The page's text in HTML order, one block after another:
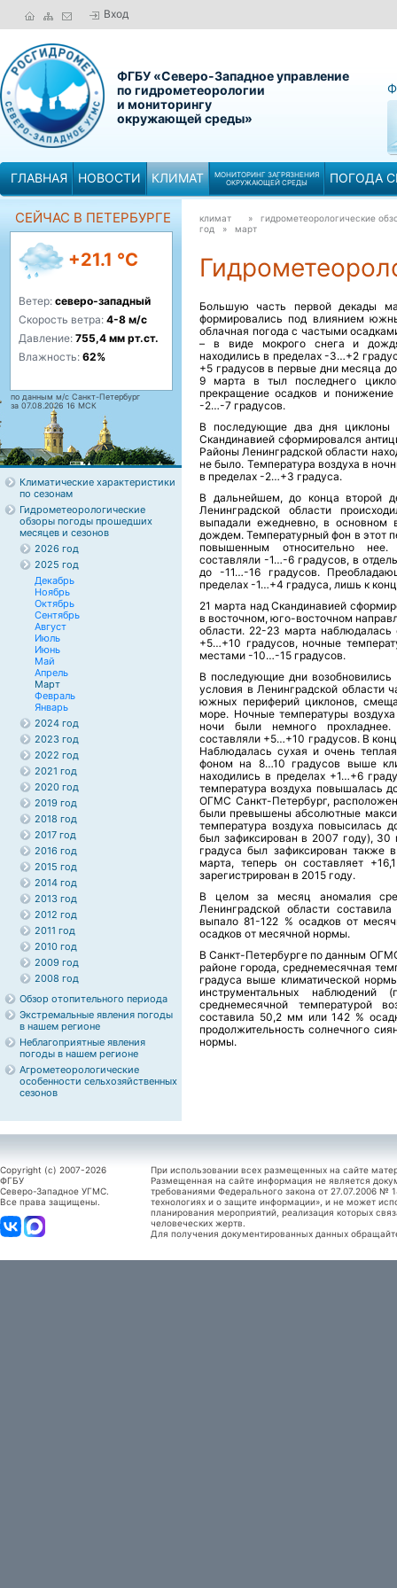
Вход
ФГБУ «Северо-Западное управление
по гидрометеорологии
и мониторингу
окружающей среды»
ГЛАВНАЯ НОВОСТИ КЛИМАТ
МОНИТОРИНГ ЗАГРЯЗНЕНИЯ
ОКРУЖАЮЩЕЙ СРЕДЫ
ПОГОДА
СЕЙЧАС В ПЕТЕРБУРГЕ
+21.1 °C
Ветер: северо-западный
Скорость ветра: 4-8 м/с
Давление: 755,4 мм рт.ст.
Влажность: 62%
по данным м/с Санкт-Петербург
за 07.08.2026 16 МСК
Климатические характеристики
по сезонам
Гидрометеорологические
обзоры погоды прошедших
месяцев и сезонов
2026 год
2025 год
Декабрь
Ноябрь
Октябрь
Сентябрь
Август
Июль
Июнь
Май
Апрель
Март
Февраль
Январь
2024 год
2023 год
2022 год
2021 год
2020 год
2019 год
2018 год
2017 год
2016 год
2015 год
2014 год
2013 год
2012 год
2011 год
2010 год
2009 год
2008 год
Обзор отопительного периода
Экстремальные явления погоды
в нашем регионе
Неблагоприятные явления
погоды в нашем регионе
Агрометеорологические
особенности сельхозяйственных
сезонов
климат
» гидрометеорологические
год » март
Большую часть первой декады
формировались под влиянием
облачная погода с частыми
– в виде мокрого снега и
находились в пределах -3…+2
+5 градусов в первые дни месяца
9 марта в тыл последнего
прекращение осадков и
-2…-7 градусов.
В последующие два дня
Скандинавией сформировался
Районы Ленинградской области
не было. Температура воздуха в
в пределах -2…+3 градуса.
В дальнейшем, до конца второй
Ленинградской области
выпадали ежедневно, в основном
дождем. Температурный фон в этот
повышенным относительно
составляли -1…-6 градусов, в
до -11…-16 градусов.
пределах -1…+4 градуса, лишь к
21 марта над Скандинавией
в восточном, юго-восточном
области. 22-23 марта
+5…+10 градусов, ночные
местами -10…-15 градусов.
В последующие дни возобновились
условия в Ленинградской области
южных периферий циклонов,
море. Ночные температуры
ночи были немного
составляли +5…+10 градусов. В
Наблюдалась сухая и очень
фоном на 8…10 градусов выше
находились в пределах +1…+6
температура воздуха повышалась
ОГМС Санкт-Петербург,
были превышены абсолютные
температура воздуха повысилась
был зафиксирован в 2007 году), 30
градуса был зафиксирован
марта, теперь он составляет
зарегистрирован в 2015 году.
В целом за месяц аномалия
Ленинградской области
выпало 81-122 % осадков от
осадков от месячной нормы.
В Санкт-Петербурге по данным
районе города, среднемесячная
градуса выше климатической
инструментальных
среднемесячной температурой
составила 50,2 мм или 142 %
продолжительность солнечного
нормы.
Copyright (c) 2007-2026
ФГБУ
Северо-Западное УГМС.
Все права защищены.
При использовании всех размещенных на сайте
Размещенная на сайте информация не является
требованиями Федерального закона от 27.07.2006
технологиях и о защите информации», и не может
планирования мероприятий, реализация которых
человеческих жертв.
Для получения документированных данных